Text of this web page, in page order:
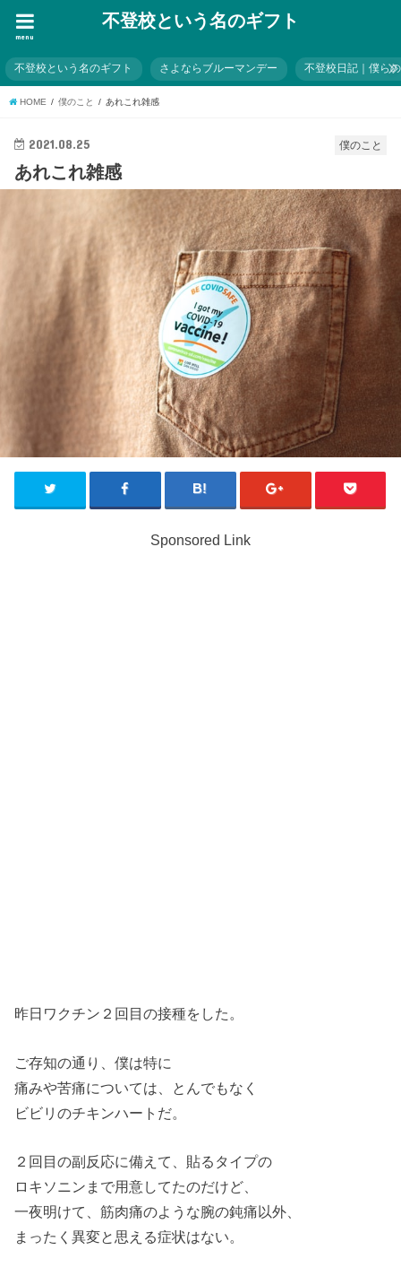
不登校という名のギフト
menu
不登校という名のギフト さよならブルーマンデー 不登校日記｜僕ら
HOME 僕のこと あれこれ雑感
僕のこと
2021.08.25
あれこれ雑感
Sponsored Link
昨日ワクチン２回目の接種をした。
ご存知の通り、僕は特に
痛みや苦痛については、とんでもなく
ビビリのチキンハートだ。
２回目の副反応に備えて、貼るタイプの
ロキソニンまで用意してたのだけど、
一夜明けて、筋肉痛のような腕の鈍痛以外、
まったく異変と思える症状はない。